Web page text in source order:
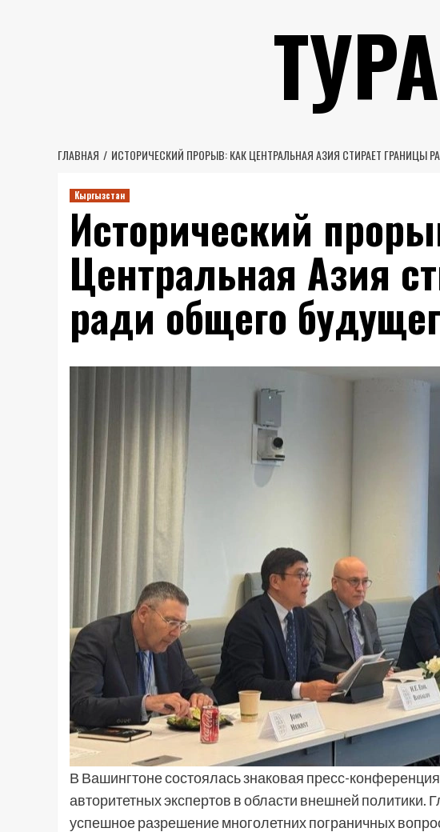
ГЛАВНАЯ ИСТОРИЧЕСКИЙ ПРОРЫВ: КАК ЦЕНТРАЛЬНАЯ АЗИЯ СТИРАЕТ ГРАНИЦЫ
Кыргызстан
Исторический
Центральная Азия
ради общего
В Вашингтоне состоялась знаковая пресс-
авторитетных экспертов в области внешней политики.
успешное разрешение многолетних пограничных